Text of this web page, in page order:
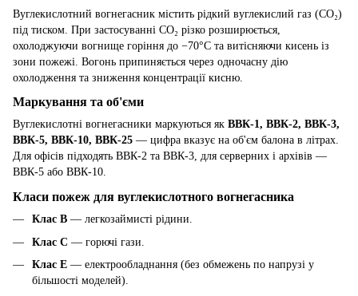
Вуглекислотний вогнегасник містить рідкий вуглекислий газ (CO₂)
під тиском. При застосуванні CO₂ різко розширюється,
охолоджуючи вогнище горіння до −70°C та витісняючи кисень із
зони пожежі. Вогонь припиняється через одночасну дію
охолодження та зниження концентрації кисню.
Маркування та об'єми
Вуглекислотні вогнегасники маркуються як ВВК-1, ВВК-2, ВВК-3,
ВВК-5, ВВК-10, ВВК-25 — цифра вказує на об'єм балона в літрах.
Для офісів підходять ВВК-2 та ВВК-3, для серверних і архівів —
ВВК-5 або ВВК-10.
Класи пожеж для вуглекислотного вогнегасника
Клас B — легкозаймисті рідини.
Клас C — горючі гази.
Клас E — електрообладнання (без обмежень по напрузі у
більшості моделей).